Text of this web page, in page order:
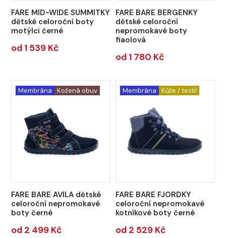
FARE MID-WIDE SUMMITKY
dětské celoroční boty
motýlci černé
od 1 539 Kč
FARE BARE BERGENKY
dětské celoroční
nepromokavé boty
fiaolová
od 1 780 Kč
Membrána Kožená obuv
FARE BARE AVILA dětské
celoroční nepromokavé
boty černé
od 2 499 Kč
Membrána Kůže / textil
FARE BARE FJORDKY
celoroční nepromokavé
kotníkové boty černé
od 2 529 Kč